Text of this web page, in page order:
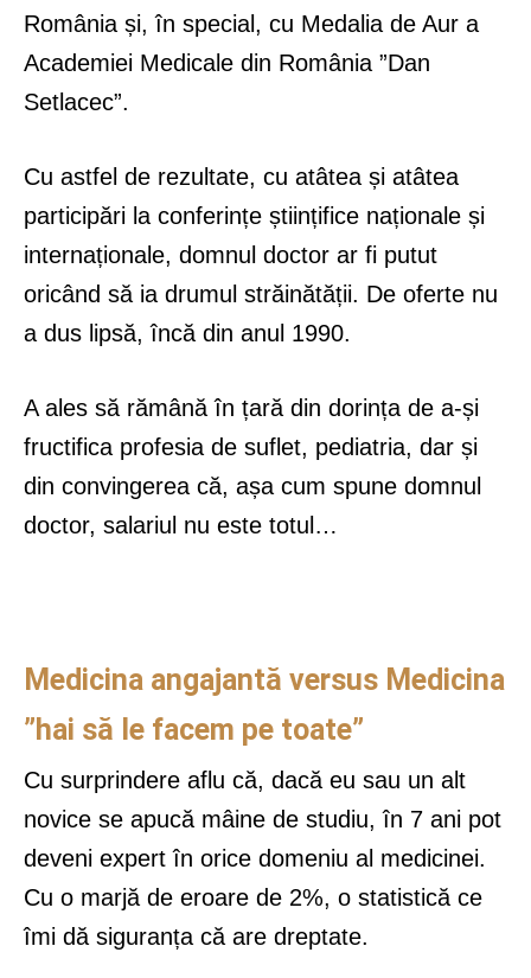
România și, în special, cu Medalia de Aur a
Academiei Medicale din România ”Dan
Setlacec”.
Cu astfel de rezultate, cu atâtea și atâtea
participări la conferințe științifice naționale și
internaționale, domnul doctor ar fi putut
oricând să ia drumul străinătății. De oferte nu
a dus lipsă, încă din anul 1990.
A ales să rămână în țară din dorința de a-și
fructifica profesia de suflet, pediatria, dar și
din convingerea că, așa cum spune domnul
doctor, salariul nu este totul…
Medicina angajantă versus Medicina
”hai să le facem pe toate”
Cu surprindere aflu că, dacă eu sau un alt
novice se apucă mâine de studiu, în 7 ani pot
deveni expert în orice domeniu al medicinei.
Cu o marjă de eroare de 2%, o statistică ce
îmi dă siguranța că are dreptate.